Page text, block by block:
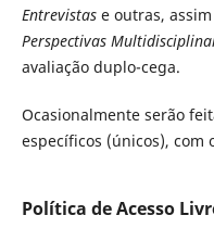
Entrevistase outras,
Perspectivas
avaliação duplo-cega.
Ocasionalmente serão
específicos (únicos), com
Política de Acesso